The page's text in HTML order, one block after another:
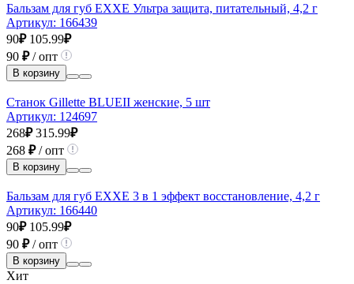
Бальзам для губ EXXE Ультра защита, питательный, 4,2 г
Артикул: 166439
90₽ 105.99₽
90 ₽/ опт
В корзину
Станок Gillette BLUEII женские, 5 шт
Артикул: 124697
268₽ 315.99₽
268 ₽/ опт
В корзину
Бальзам для губ EXXE 3 в 1 эффект восстановление, 4,2 г
Артикул: 166440
90₽ 105.99₽
90 ₽/ опт
В корзину
Хит